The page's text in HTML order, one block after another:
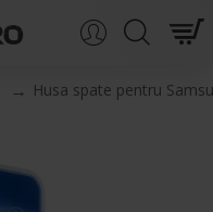
Husa spate pentru